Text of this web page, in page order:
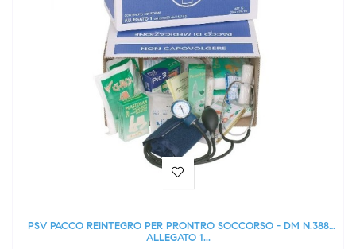
PSV PACCO REINTEGRO PER PRONTRO SOCCORSO - DM N.388
ALLEGATO 1...